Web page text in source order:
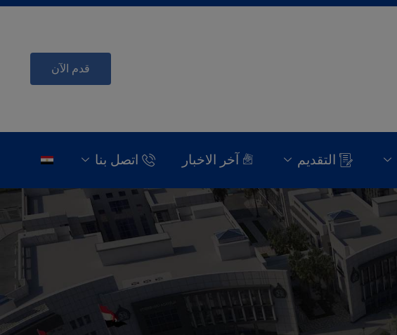
قدم الآن
التقديم آخر الاخبار اتصل بنا